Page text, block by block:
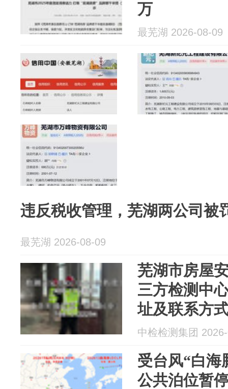
万
最芜湖 2026-08-09
违反税收管理，芜湖两公司被
最芜湖 2026-08-09
芜湖市房屋
三方检测中
址及联系方
中检检测集团
受台风“白海
公共泊位暂